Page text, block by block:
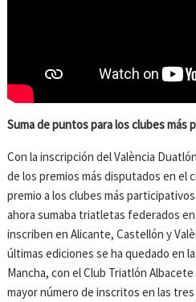
Suma de puntos para los clubes
Con la inscripción del València
de los premios más disputados en el
premio a los clubes más
ahora sumaba triatletas federados
inscriben en Alicante, Castellón y
últimas ediciones se ha quedado en
Mancha, con el Club Triatlón
mayor número de inscritos en las